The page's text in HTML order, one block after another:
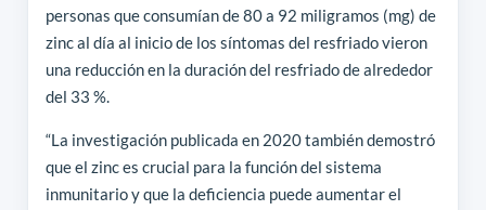
personas que consumían de 80 a 92 miligramos (mg) de
zinc al día al inicio de los síntomas del resfriado vieron
una reducción en la duración del resfriado de alrededor
del 33 %.
“La investigación publicada en 2020 también demostró
que el zinc es crucial para la función del sistema
inmunitario y que la deficiencia puede aumentar el